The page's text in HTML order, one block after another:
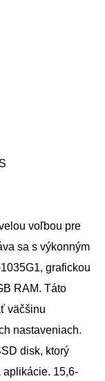
voľbou pre
sa s výkonným
grafickou
RAM. Táto
väčšinu
nastaveniach.
disk, ktorý
aplikácie. 15,6-